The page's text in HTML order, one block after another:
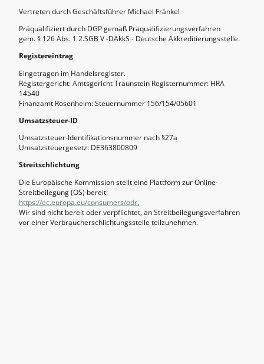
Vertreten durch Geschäftsführer Michael Fränkel
Präqualifiziert durch DGP gemäß Präqualifizierungsverfahren
gem. § 126 Abs. 1 2.SGB V -DAkkS - Deutsche Akkreditierungsstelle.
Registereintrag
Eingetragen im Handelsregister.
Registergericht: Amtsgericht Traunstein Registernummer: HRA
14540
Finanzamt Rosenheim: Steuernummer 156/154/05601
Umsatzsteuer-ID
Umsatzsteuer-Identifikationsnummer nach §27a
Umsatzsteuergesetz: DE363800809
Streitschlichtung
Die Europäische Kommission stellt eine Plattform zur Online-
Streitbeilegung (OS) bereit:
https://ec.europa.eu/consumers/odr.
Wir sind nicht bereit oder verpflichtet, an Streitbeilegungsverfahren
vor einer Verbraucherschlichtungsstelle teilzunehmen.